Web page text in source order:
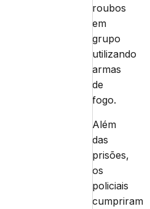
roubos
em
grupo
utilizando
armas
de
fogo.
Além
das
prisões,
os
policiais
cumpriram